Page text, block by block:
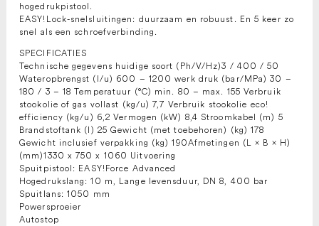
hogedrukpistool.
EASY!Lock-snelsluitingen: duurzaam en robuust. En 5 keer zo
snel als een schroefverbinding.
SPECIFICATIES
Technische gegevens huidige soort (Ph/V/Hz)3 / 400 / 50
Wateropbrengst (l/u) 600 – 1200 werk druk (bar/MPa) 30 –
180 / 3 – 18 Temperatuur (°C) min. 80 – max. 155 Verbruik
stookolie of gas vollast (kg/u) 7,7 Verbruik stookolie eco!
efficiency (kg/u) 6,2 Vermogen (kW) 8,4 Stroomkabel (m) 5
Brandstoftank (l) 25 Gewicht (met toebehoren) (kg) 178
Gewicht inclusief verpakking (kg) 190Afmetingen (L × B × H)
(mm)1330 x 750 x 1060 Uitvoering
Spuitpistool: EASY!Force Advanced
Hogedrukslang: 10 m, Lange levensduur, DN 8, 400 bar
Spuitlans: 1050 mm
Powersproeier
Autostop